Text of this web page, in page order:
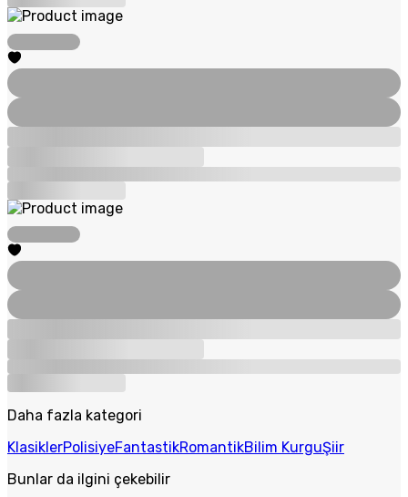
Daha fazla kategori
KlasiklerPolisiyeFantastikRomantikBilim KurguŞiir
Bunlar da ilgini çekebilir